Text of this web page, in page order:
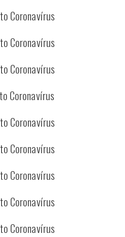
Coronavírus
Coronavírus
Coronavírus
Coronavírus
Coronavírus
Coronavírus
Coronavírus
Coronavírus
Coronavírus